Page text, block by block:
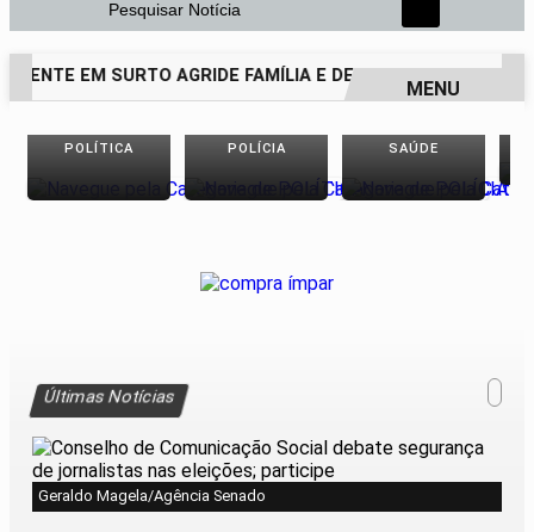
Pesquisar Notícia
EM SURTO AGRIDE FAMÍLIA E DEIXA PAI DE 69 ANOS
EM ALTA
MENU
POLÍTICA POLÍCIA SAÚDE
Últimas Notícias
Geraldo Magela/Agência Senado